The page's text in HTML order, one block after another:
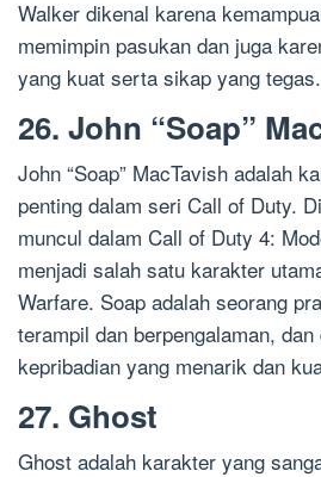
Walker dikenal karena
memimpin pasukan dan juga
yang kuat serta sikap yang tegas.
26. John “Soap”
John “Soap” MacTavish adalah
penting dalam seri Call of Duty.
muncul dalam Call of Duty 4:
menjadi salah satu karakter
Warfare. Soap adalah seorang
terampil dan berpengalaman,
kepribadian yang menarik dan
27. Ghost
Ghost adalah karakter yang